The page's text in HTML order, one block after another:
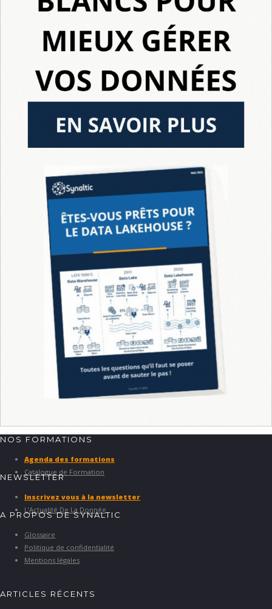
NOS FORMATIONS
Agenda des formations
Catalogue de Formation
NEWSLETTER
Inscrivez vous à la newsletter
L’Actualité De La Donnée
A PROPOS DE SYNALTIC
Glossaire
Politique de confidentialité
Mentions légales
ARTICLES RÉCENTS